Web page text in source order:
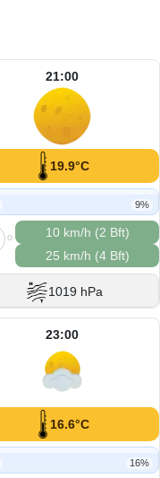
21:00
19.9°C
9%
O
10 km/h (2 Bft)
25 km/h (4 Bft)
1019 hPa
23:00
16.6°C
16%